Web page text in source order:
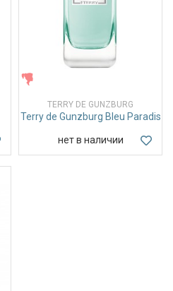
TERRY DE GUNZBURG
Terry de Gunzburg Bleu Paradis
нет в наличии